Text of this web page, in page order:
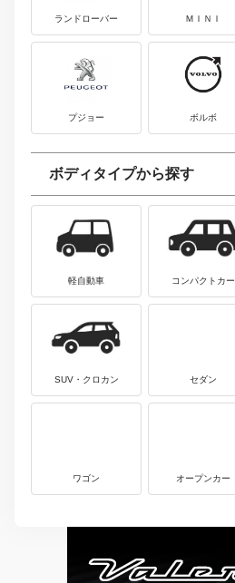
ランドローバー ＭＩＮＩ
プジョー ボルボ
ボディタイプから探す
軽自動車 コンパクトカー
SUV・クロカン セダン
ワゴン オープンカー